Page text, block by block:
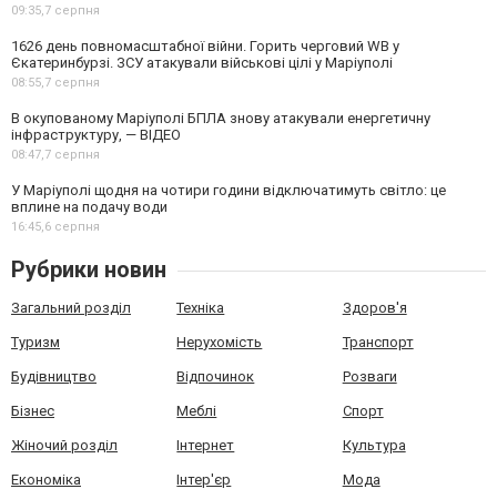
09:35,7 серпня
1626 день повномасштабної війни. Горить черговий WB у
Єкатеринбурзі. ЗСУ атакували військові цілі у Маріуполі
08:55,7 серпня
В окупованому Маріуполі БПЛА знову атакували енергетичну
інфраструктуру, — ВІДЕО
08:47,7 серпня
У Маріуполі щодня на чотири години відключатимуть світло: це
вплине на подачу води
16:45,6 серпня
Рубрики новин
Загальний розділ Техніка Здоров'я
Туризм Нерухомість Транспорт
Будівництво Відпочинок Розваги
Бізнес Меблі Спорт
Жіночий розділ Інтернет Культура
Економіка Інтер'єр Мода